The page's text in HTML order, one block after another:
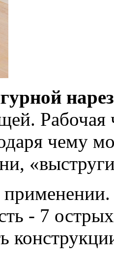
Рабочая
чему
применении.
- 7